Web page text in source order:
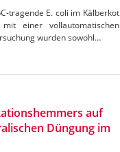
tragende E. coli im Kälberkot
einer vollautomatischen
wurden sowohl…
auf
Düngung im